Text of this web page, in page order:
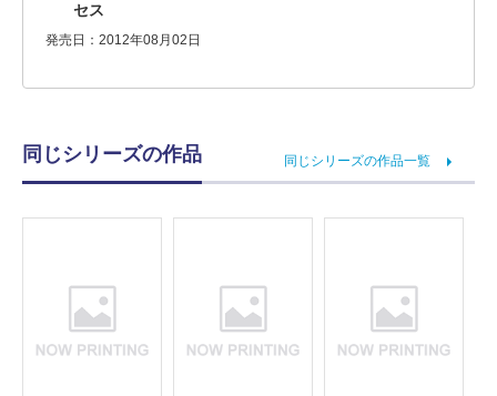
セス
発売日：2012年08月02日
同じシリーズの作品 同じシリーズの作品一覧